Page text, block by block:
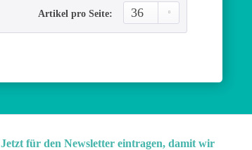
Artikel pro Seite:
Jetzt für den Newsletter eintragen, damit wir